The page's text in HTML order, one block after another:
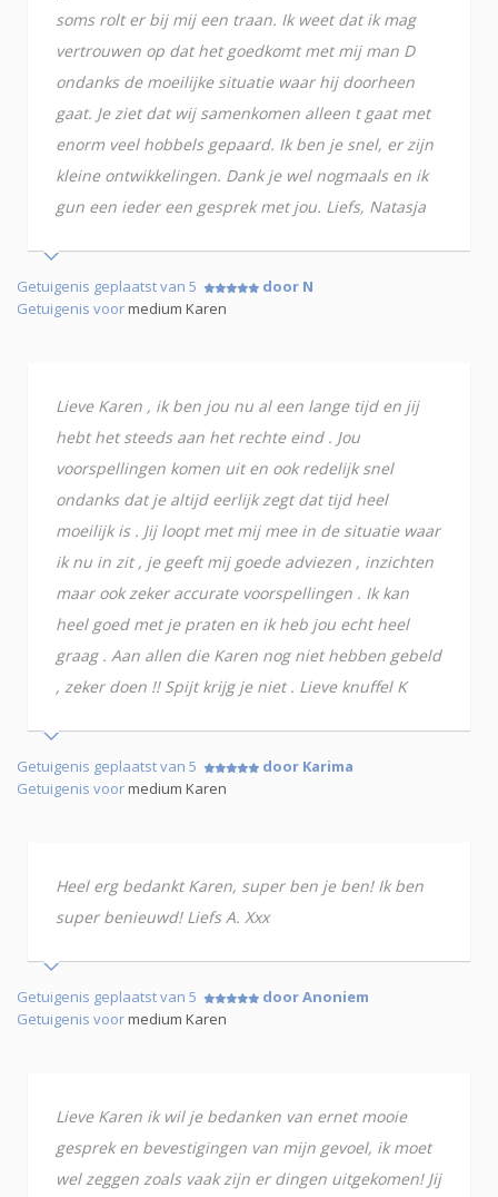
soms rolt er bij mij een traan. Ik weet dat ik mag
vertrouwen op dat het goedkomt met mij man D
ondanks de moeilijke situatie waar hij doorheen
gaat. Je ziet dat wij samenkomen alleen t gaat met
enorm veel hobbels gepaard. Ik ben je snel, er zijn
kleine ontwikkelingen. Dank je wel nogmaals en ik
gun een ieder een gesprek met jou. Liefs, Natasja
Getuigenis geplaatst van 5
door N
Getuigenis voormedium Karen
Lieve Karen , ik ben jou nu al een lange tijd en jij
hebt het steeds aan het rechte eind . Jou
voorspellingen komen uit en ook redelijk snel
ondanks dat je altijd eerlijk zegt dat tijd heel
moeilijk is . Jij loopt met mij mee in de situatie waar
ik nu in zit , je geeft mij goede adviezen , inzichten
maar ook zeker accurate voorspellingen . Ik kan
heel goed met je praten en ik heb jou echt heel
graag . Aan allen die Karen nog niet hebben gebeld
, zeker doen !! Spijt krijg je niet . Lieve knuffel K
Getuigenis geplaatst van 5
door Karima
Getuigenis voormedium Karen
Heel erg bedankt Karen, super ben je ben! Ik ben
super benieuwd! Liefs A. Xxx
Getuigenis geplaatst van 5
door Anoniem
Getuigenis voormedium Karen
Lieve Karen ik wil je bedanken van ernet mooie
gesprek en bevestigingen van mijn gevoel, ik moet
wel zeggen zoals vaak zijn er dingen uitgekomen! Jij